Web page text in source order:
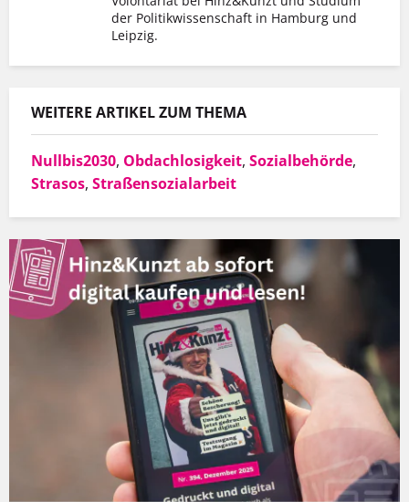
der Politikwissenschaft in Hamburg und
Leipzig.
WEITERE ARTIKEL ZUM THEMA
Nullbis2030, Obdachlosigkeit, Sozialbehörde,
Strasos, Straßensozialarbeit